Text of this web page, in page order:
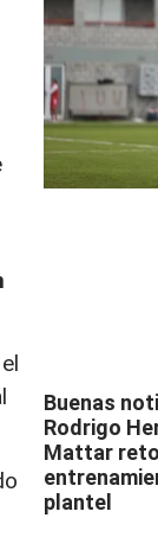
Buenas
Rodrigo
Mattar
plantel